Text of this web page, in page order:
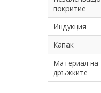
покритие
Индукция
Капак
Материал на
дръжките